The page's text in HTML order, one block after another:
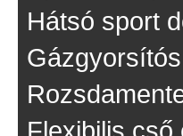
Hátsó sport